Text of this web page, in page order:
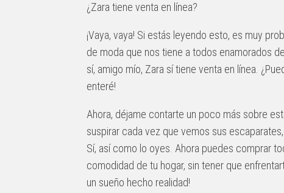
¿Zara tiene venta en línea?
¡Vaya, vaya! Si estás leyendo esto, es muy
de moda que nos tiene a todos enamorados
sí, amigo mío, Zara sí tiene venta en línea.
enteré!
Ahora, déjame contarte un poco más sobre
suspirar cada vez que vemos sus
Sí, así como lo oyes. Ahora puedes comprar
comodidad de tu hogar, sin tener que
un sueño hecho realidad!